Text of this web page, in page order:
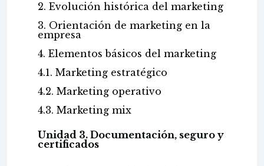
2. Evolución histórica del marketing
3. Orientación de marketing en la
empresa
4. Elementos básicos del marketing
4.1. Marketing estratégico
4.2. Marketing operativo
4.3. Marketing mix
Unidad 3. Documentación, seguro y
certificados